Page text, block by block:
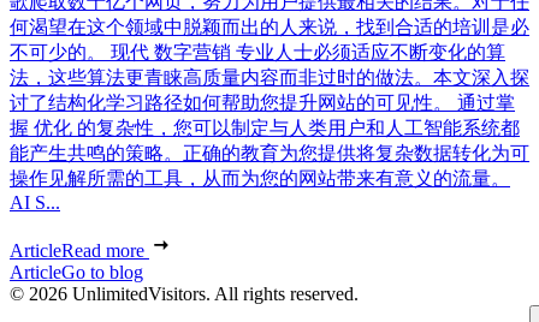
何渴望在这个领域中脱颖而出的人来说，找到合适的培训是必
不可少的。 现代 数字营销 专业人士必须适应不断变化的算
法，这些算法更青睐高质量内容而非过时的做法。本文深入探
讨了结构化学习路径如何帮助您提升网站的可见性。 通过掌
握 优化 的复杂性，您可以制定与人类用户和人工智能系统都
能产生共鸣的策略。正确的教育为您提供将复杂数据转化为可
操作见解所需的工具，从而为您的网站带来有意义的流量。
AI S...
ArticleRead more
ArticleGo to blog
© 2026 UnlimitedVisitors. All rights reserved.